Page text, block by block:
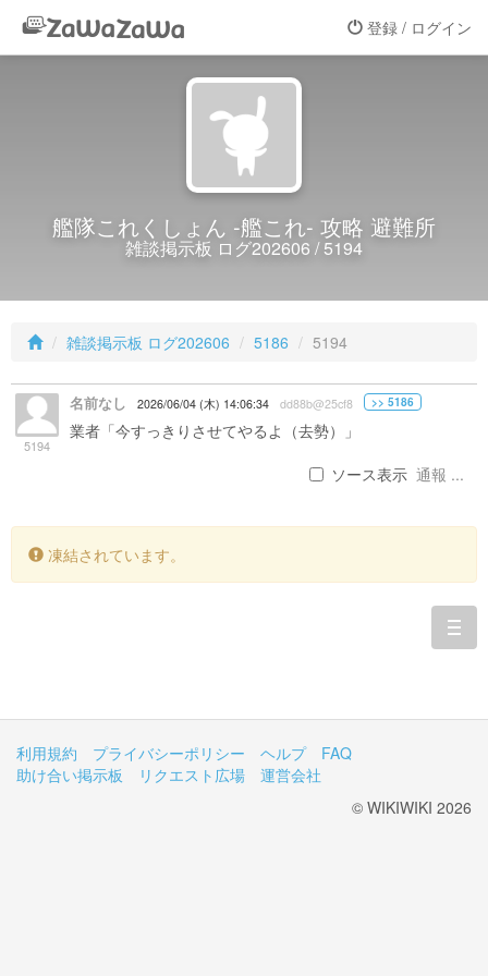
登録 / ログイン
艦隊これくしょん -艦これ- 攻略 避難所
雑談掲示板 ログ202606 / 5194
雑談掲示板 ログ202606 5186 5194
5194
名前なし 2026/06/04 (木) 14:06:34 dd88b@25cf8 >> 5186
業者「今すっきりさせてやるよ（去勢）」
ソース表示 通報 ...
凍結されています。
利用規約 プライバシーポリシー ヘルプ
FAQ
助け合い掲示板
リクエスト広場
運営会社
© WIKIWIKI 2026